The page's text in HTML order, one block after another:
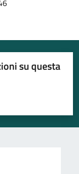
su questa